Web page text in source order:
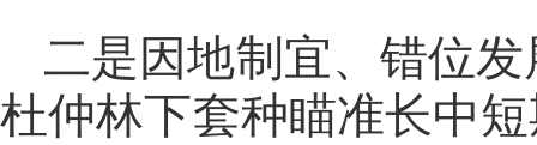
二是因地制宜、错位
杜仲林下套种瞄准长中